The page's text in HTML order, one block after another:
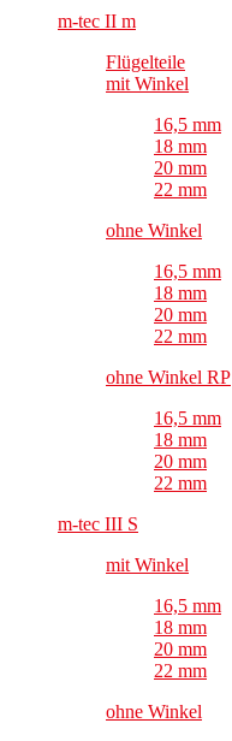
m-tec II m
Flügelteile
mit Winkel
16,5 mm
18 mm
20 mm
22 mm
ohne Winkel
16,5 mm
18 mm
20 mm
22 mm
ohne Winkel RP
16,5 mm
18 mm
20 mm
22 mm
m-tec III S
mit Winkel
16,5 mm
18 mm
20 mm
22 mm
ohne Winkel